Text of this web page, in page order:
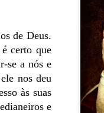
de Deus.
certo que
se a nós e
nos deu
às suas
e